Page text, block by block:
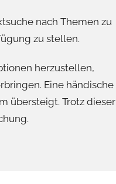
nach Themen zu
zu stellen.
herzustellen,
Eine händische
übersteigt. Trotz dieser